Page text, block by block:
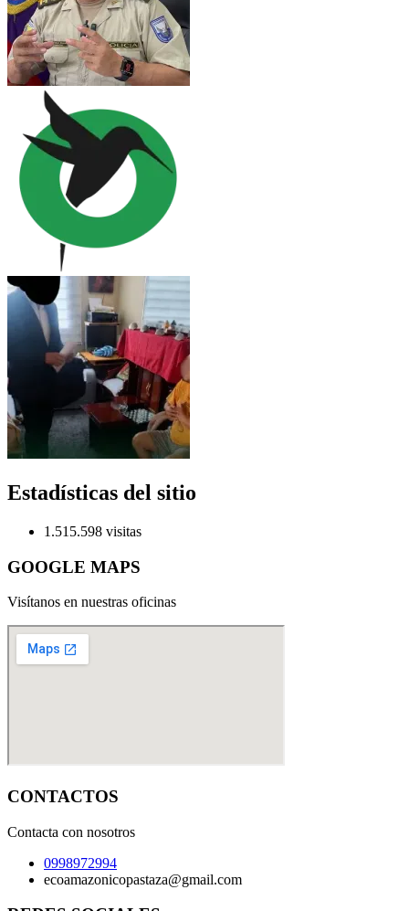
Estadísticas del sitio
1.515.598 visitas
GOOGLE MAPS
Visítanos en nuestras oficinas
CONTACTOS
Contacta con nosotros
0998972994
ecoamazonicopastaza@gmail.com